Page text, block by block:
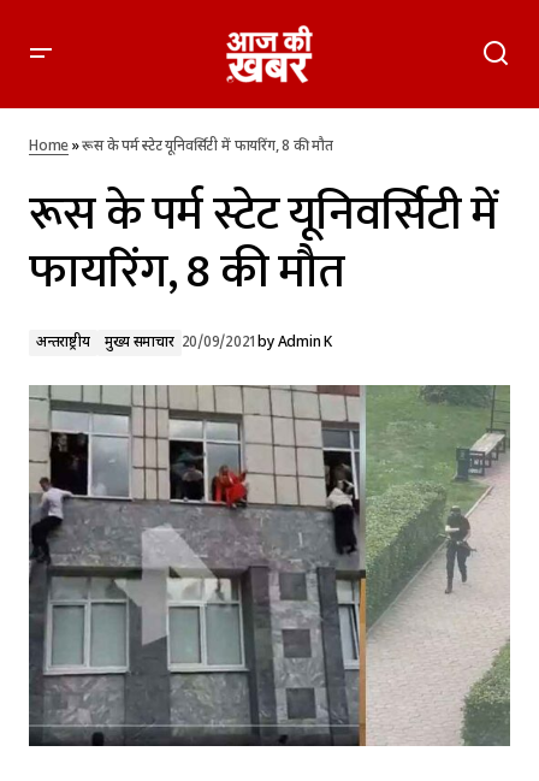
रूस के पर्म स्टेट यूनिवर्सिटी में फायरिंग, 8 की मौत
Home»रूस के पर्म स्टेट यूनिवर्सिटी में फायरिंग, 8 की मौत
रूस के पर्म स्टेट यूनिवर्सिटी में
फायरिंग, 8 की मौत
अन्तर्राष्ट्रीय मुख्य समाचार 20/09/2021by Admin K